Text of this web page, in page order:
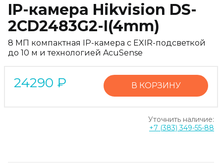
IP-камера Hikvision DS-
2CD2483G2-I(4mm)
8 МП компактная IP-камера с EXIR-подсветкой
до 10 м и технологией AcuSense
24290 ₽ В КОРЗИНУ
Уточнить наличие:
+7 (383) 349-55-88